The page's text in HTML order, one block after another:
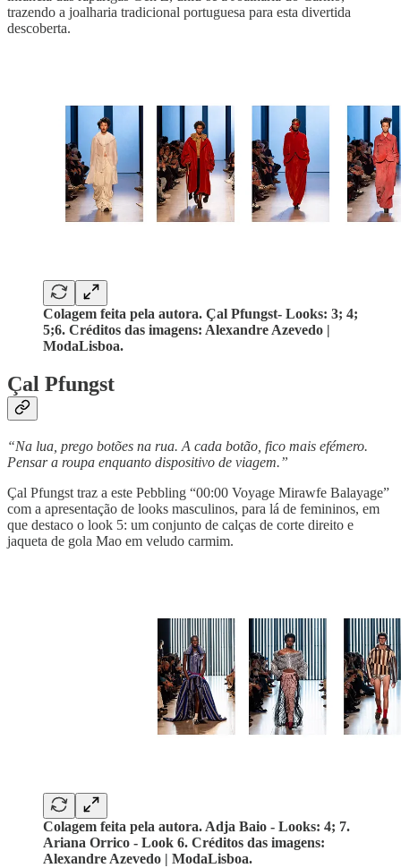
trazendo a joalharia tradicional portuguesa para esta divertida
descoberta.
Colagem feita pela autora. Çal Pfungst- Looks: 3; 4;
5;6. Créditos das imagens: Alexandre Azevedo |
ModaLisboa.
Çal Pfungst
“Na lua, prego botões na rua. A cada botão, fico mais efémero.
Pensar a roupa enquanto dispositivo de viagem.”
Çal Pfungst traz a este Pebbling “00:00 Voyage Mirawfe Balayage”
com a apresentação de looks masculinos, para lá de femininos, em
que destaco o look 5: um conjunto de calças de corte direito e
jaqueta de gola Mao em veludo carmim.
Colagem feita pela autora. Adja Baio - Looks: 4; 7.
Ariana Orrico - Look 6. Créditos das imagens:
Alexandre Azevedo | ModaLisboa.